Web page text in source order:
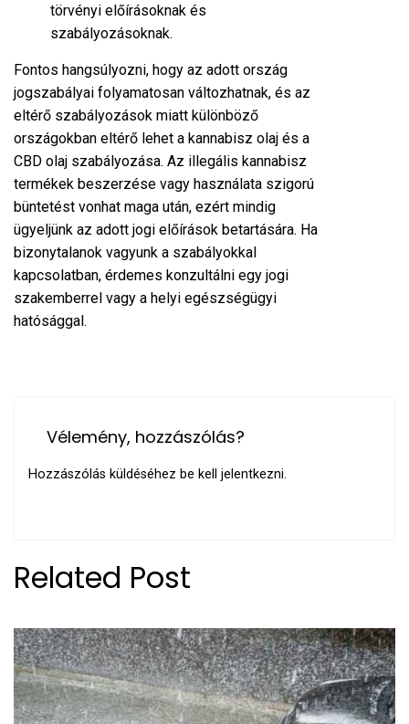
törvényi előírásoknak és
szabályozásoknak.
Fontos hangsúlyozni, hogy az adott ország
jogszabályai folyamatosan változhatnak, és az
eltérő szabályozások miatt különböző
országokban eltérő lehet a kannabisz olaj és a
CBD olaj szabályozása. Az illegális kannabisz
termékek beszerzése vagy használata szigorú
büntetést vonhat maga után, ezért mindig
ügyeljünk az adott jogi előírások betartására. Ha
bizonytalanok vagyunk a szabályokkal
kapcsolatban, érdemes konzultálni egy jogi
szakemberrel vagy a helyi egészségügyi
hatósággal.
Vélemény, hozzászólás?
Hozzászólás küldéséhez be kell jelentkezni.
Related Post